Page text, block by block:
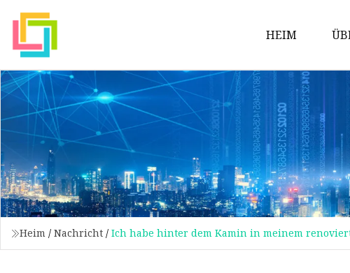
HEIM
Heim / Nachricht / Ich habe hinter dem Kamin in meinem